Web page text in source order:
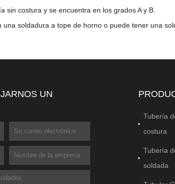
sin costura y se encuentra en los grados A y B.
una soldadura a tope de horno o puede tener una
UN
Tubería
costura
Tubería
soldada